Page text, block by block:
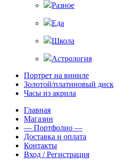
Разное
Еда
Школа
Астрология
Портрет на виниле
Золотой/платиновый диск
Часы из акрила
Главная
Магазин
— Портфолио —
Доставка и оплата
Контакты
Вход / Регистрация